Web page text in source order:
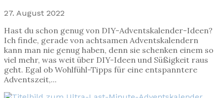
27. August 2022
Hast du schon genug von DIY-Adventskalender-Ideen?
Ich finde, gerade von achtsamen Adventskalendern
kann man nie genug haben, denn sie schenken einem so
viel mehr, was weit über DIY-Ideen und Süßigkeit raus
geht. Egal ob Wohlfühl-Tipps für eine entspanntere
Adventszeit,...